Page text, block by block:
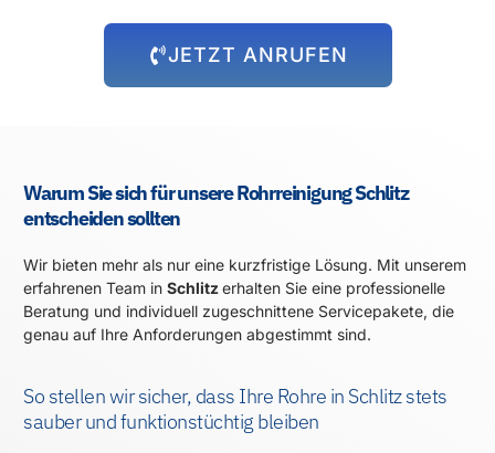
JETZT ANRUFEN
Warum Sie sich für unsere Rohrreinigung Schlitz
entscheiden sollten
Wir bieten mehr als nur eine kurzfristige Lösung. Mit unserem
erfahrenen Team in Schlitzerhalten Sie eine professionelle
Beratung und individuell zugeschnittene Servicepakete, die
genau auf Ihre Anforderungen abgestimmt sind.
So stellen wir sicher, dass Ihre Rohre in Schlitz stets
sauber und funktionstüchtig bleiben